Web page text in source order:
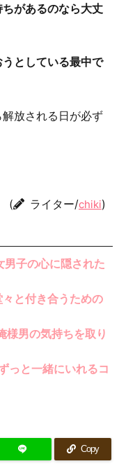
ちがあるのなら大丈
としている最中で
放される日が必ず
( ライター/chiki)
子の心に隠された
と付き合うための
様男の気持ちを取り
っと一緒にいれるコ
Copy